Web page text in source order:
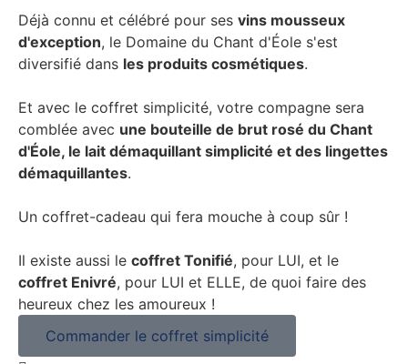
Déjà connu et célébré pour ses vins mousseux
d'exception, le Domaine du Chant d'Éole s'est
diversifié dans les produits cosmétiques.
Et avec le coffret simplicité, votre compagne sera
comblée avec une bouteille de brut rosé du Chant
d'Éole, le lait démaquillant simplicité et des lingettes
démaquillantes.
Un coffret-cadeau qui fera mouche à coup sûr !
Il existe aussi le coffret Tonifié, pour LUI, et le
coffret Enivré, pour LUI et ELLE, de quoi faire des
heureux chez les amoureux !
Commander le coffret simplicité